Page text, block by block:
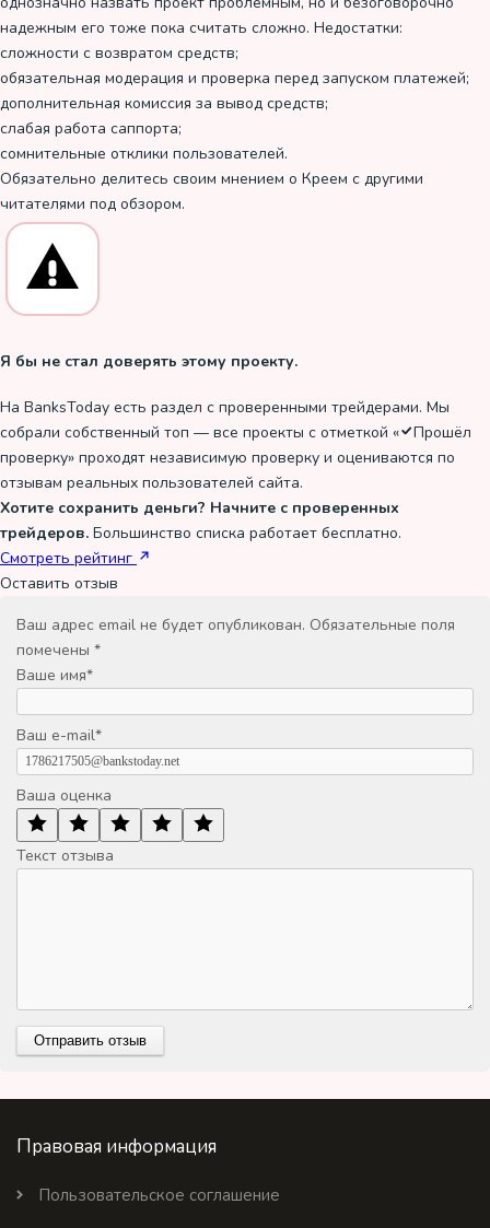
надежным его тоже пока считать сложно. Недостатки:
сложности с возвратом средств;
обязательная модерация и проверка перед запуском платежей;
дополнительная комиссия за вывод средств;
слабая работа саппорта;
сомнительные отклики пользователей.
Обязательно делитесь своим мнением о Креем с другими
читателями под обзором.
Я бы не стал доверять этому проекту.
На BanksToday есть раздел с проверенными трейдерами. Мы
собрали собственный топ — все проекты с отметкой «
Прошёл
проверку» проходят независимую проверку и оцениваются по
отзывам реальных пользователей сайта.
Хотите сохранить деньги? Начните с проверенных
трейдеров. Большинство списка работает бесплатно.
Смотреть рейтинг
Оставить отзыв
Ваш адрес email не будет опубликован. Обязательные поля
помечены *
Ваше имя*
Ваш e-mail*
Ваша оценка
Текст отзыва
Правовая информация
Пользовательское соглашение